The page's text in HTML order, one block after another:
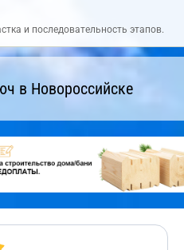
и последовательность этапов.
в Новороссийске